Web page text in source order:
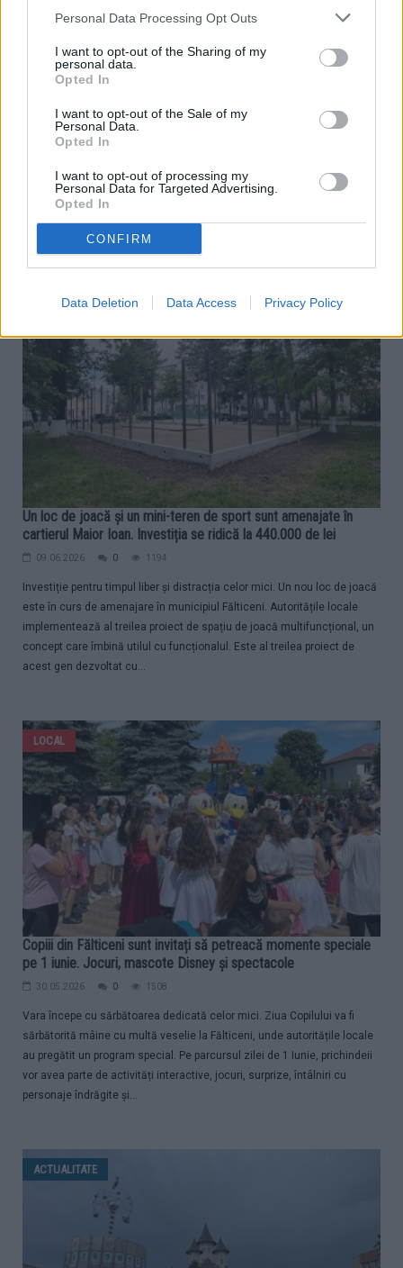
Personal Data Processing Opt Outs
I want to opt-out of the Sharing of my
personal data.
Opted In
I want to opt-out of the Sale of my
Personal Data.
Opted In
I want to opt-out of processing my
Personal Data for Targeted Advertising.
Opted In
CONFIRM
Data Deletion Data Access Privacy Policy
Când lecțiile prind viață. Elevii Școlii „Alexandru I. Cuza” Fălticeni
au avut experiențe educative în inima României
10.06.2026 0
„Alexandru Ioan Cuza” au participat la una dintre cele mai interesante
experiențe educative de până acum, în care au descoperit frumusețile
Triși, au pornit într-o excursie...
Un loc de joacă și un mini-teren de sport sunt amenajate în
cartierul Maior Ioan. Investiția se ridică la 440.000 de lei
09.06.2026 0 1194
Investiție pentru timpul liber și distracția celor mici. Un nou loc de joacă
este în curs de amenajare în municipiul Fălticeni. Autoritățile locale
implementează al treilea proiect de spațiu de joacă multifuncțional, un
concept care îmbină utilul cu funcționalul. Este al treilea proiect de
acest gen dezvoltat cu...
LOCAL
Copiii din Fălticeni sunt invitați să petreacă momente speciale
pe 1 iunie. Jocuri, mascote Disney și spectacole
30.05.2026 0 1508
Vara începe cu sărbătoarea dedicată celor mici. Ziua Copilului va fi
sărbătorită mâine cu multă veselie la Fălticeni, unde autoritățile locale
au pregătit un program special. Pe parcursul zilei de 1 Iunie, prichindeii
vor avea parte de activități interactive, jocuri, surprize, întâlniri cu
personaje îndrăgite și...
ACTUALITATE